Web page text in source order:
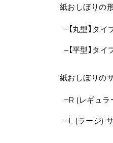
紙おしぼりの
【丸型】タイ
【平型】タイ
紙おしぼりの
R (レギュラ
L (ラージ)